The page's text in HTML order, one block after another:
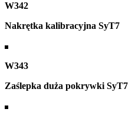
W342
Nakrętka kalibracyjna SyT7
W343
Zaślepka duża pokrywki SyT7